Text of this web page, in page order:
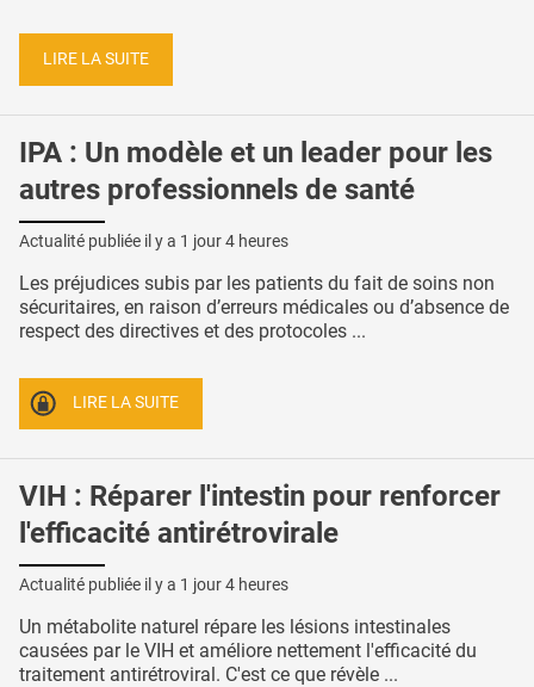
LIRE LA SUITE
IPA : Un modèle et un leader pour les
autres professionnels de santé
Actualité publiée il y a 1 jour 4 heures
Les préjudices subis par les patients du fait de soins non
sécuritaires, en raison d’erreurs médicales ou d’absence de
respect des directives et des protocoles ...
LIRE LA SUITE
VIH : Réparer l'intestin pour renforcer
l'efficacité antirétrovirale
Actualité publiée il y a 1 jour 4 heures
Un métabolite naturel répare les lésions intestinales
causées par le VIH et améliore nettement l'efficacité du
traitement antirétroviral. C'est ce que révèle ...